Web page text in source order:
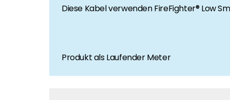
Diese Kabel verwenden FireFighter® Low
Produkt als Laufender Meter